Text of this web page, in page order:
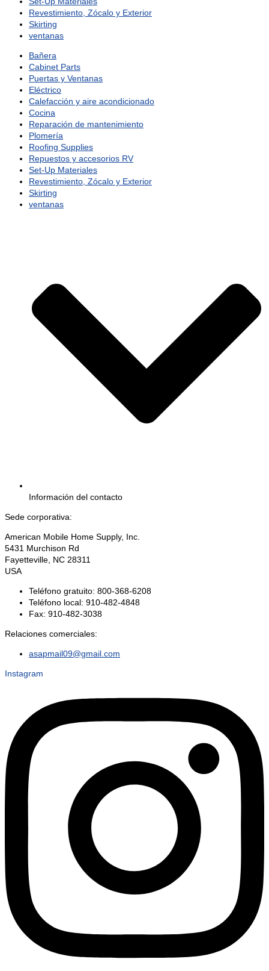
Revestimiento, Zócalo y Exterior
Skirting
ventanas
Bañera
Cabinet Parts
Puertas y Ventanas
Eléctrico
Calefacción y aire acondicionado
Cocina
Reparación de mantenimiento
Plomería
Roofing Supplies
Repuestos y accesorios RV
Set-Up Materiales
Revestimiento, Zócalo y Exterior
Skirting
ventanas
Información del contacto
Sede corporativa:
American Mobile Home Supply, Inc.
5431 Murchison Rd
Fayetteville, NC 28311
USA
Teléfono gratuito: 800-368-6208
Teléfono local: 910-482-4848
Fax: 910-482-3038
Relaciones comerciales:
asapmail09@gmail.com
Instagram